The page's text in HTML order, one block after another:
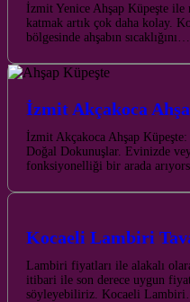
İzmit Yenice Ahşap Küpeşte ile
katmak artık çok daha kolay.
bölgesinde ahşabın sıcaklığını…
İzmit Akçakoca
İzmit Akçakoca Ahşap Küpeşte:
Doğal Dokunuşlar. Evinizde
fonksiyonelliği bir arada
Kocaeli Lambiri
Lambiri fiyatları ile alakalı
itibari ile son derece uygun
söyleyebiliriz. Kocaeli